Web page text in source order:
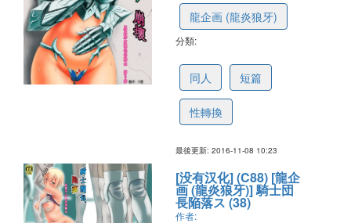
龍企画 (龍炎狼牙)
分類:
同人 短篇
性轉換
最後更新: 2016-11-08 10:23
[没有汉化] (C88) [龍企
画 (龍炎狼牙)] 騎士団
長陥落ス (38)
作者: